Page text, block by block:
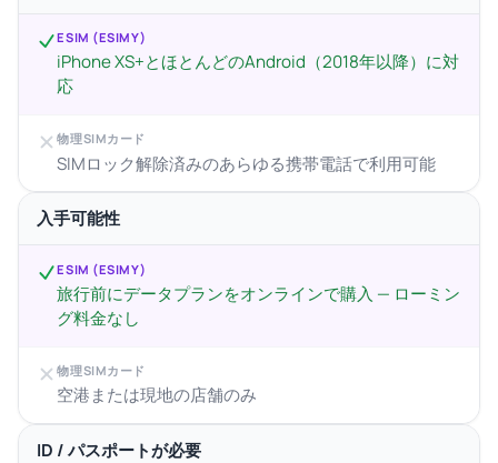
ESIM (ESIMY)
iPhone XS+とほとんどのAndroid（2018年以降）に対
応
物理SIMカード
SIMロック解除済みのあらゆる携帯電話で利用可能
入手可能性
ESIM (ESIMY)
旅行前にデータプランをオンラインで購入 — ローミン
グ料金なし
物理SIMカード
空港または現地の店舗のみ
ID / パスポートが必要